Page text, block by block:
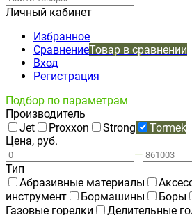
Личный кабинет
Избранное
СравнениеТовар в сравнении
Вход
Регистрация
Подбор по параметрам
Производитель
Jet
Proxxon Strong
Tormek
Цена, руб.
—
Тип
Абразивные материалы
инструмент
Бормашины Боры
Газовые горелки
Делительные